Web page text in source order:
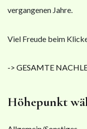
vergangenen Jahre.
Viel Freude beim
-> GESAMTE
Höhepunkt